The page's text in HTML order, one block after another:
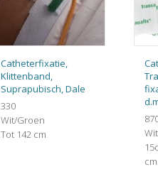
Catheterfixatie,
Klittenband,
Suprapubisch, Dale
330
Wit/Groen
Tot 142 cm
Wit
cm